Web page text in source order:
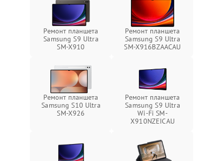
Ремонт планшета
Samsung S9 Ultra
SM-X910
Ремонт планшета
Samsung S9 Ultra
SM-X916BZAACAU
Ремонт планшета
Samsung S10 Ultra
SM-X926
Ремонт планшета
Samsung S9 Ultra
Wi-Fi SM-
X910NZEICAU